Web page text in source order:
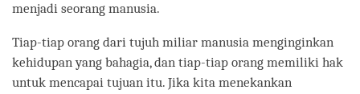
menjadi seorang manusia.
Tiap-tiap orang dari tujuh miliar manusia menginginkan
kehidupan yang bahagia, dan tiap-tiap orang memiliki hak
untuk mencapai tujuan itu. Jika kita menekankan